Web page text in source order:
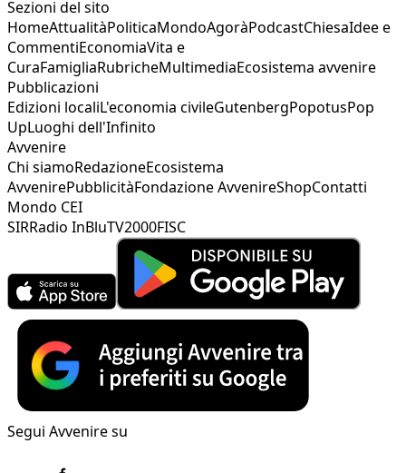
Sezioni del sito
HomeAttualitàPoliticaMondoAgoràPodcastChiesaIdee e
CommentiEconomiaVita e
CuraFamigliaRubricheMultimediaEcosistema avvenire
Pubblicazioni
Edizioni localiL'economia civileGutenbergPopotusPop
UpLuoghi dell'Infinito
Avvenire
Chi siamoRedazioneEcosistema
AvvenirePubblicitàFondazione AvvenireShopContatti
Mondo CEI
SIRRadio InBluTV2000FISC
Segui Avvenire su